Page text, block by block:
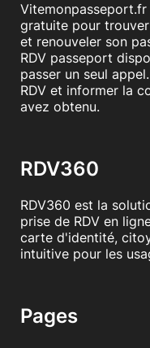
gratuite pour
et renouveler son
RDV passeport
passer un seul
RDV et informer la
avez obtenu.
RDV360
RDV360 est la
prise de RDV en
carte d'identité,
intuitive pour les
Pages